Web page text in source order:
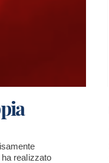
realizzato